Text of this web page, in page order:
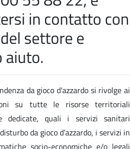
in contatto con
settore e
aiuto.
da gioco d'azzardo si rivolge ai
su tutte le risorse territoriali
dedicate, quali i servizi sanitari
da gioco d’azzardo, i servizi in
socio-economiche e/o legali